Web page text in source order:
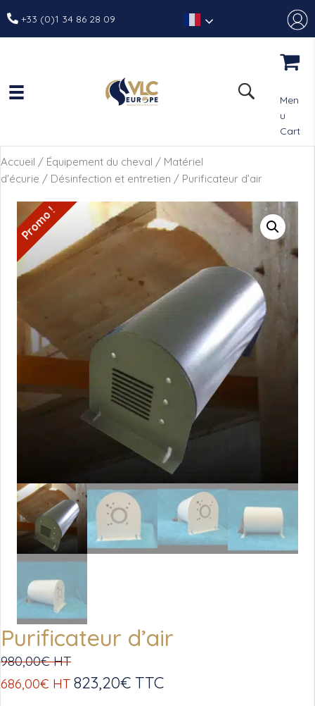
+33 (0)1 34 86 28 09
Men
u
Cart
Accueil / Équipement du cheval / Matériel
d'écurie / Désinfection et entretien / Purificateur d’air
Promo !
Purificateur d’air
980,00€HT
686,00€ HT 823,20€ TTC